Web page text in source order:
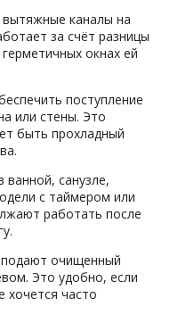
каналы на
за счёт разницы
окнах ей
поступление
или стены. Это
быть прохладный
санузле,
с таймером или
работать после
подают очищенный
Это удобно, если
хочется часто